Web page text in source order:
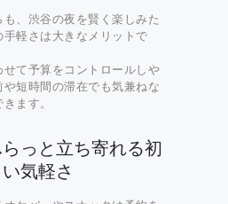
、渋谷の夜を賢く楽しみた
軽さは大きなメリットで
て予算をコントロールしや
短時間の滞在でも気兼ねな
ます。
っと立ち寄れる初
気軽さ